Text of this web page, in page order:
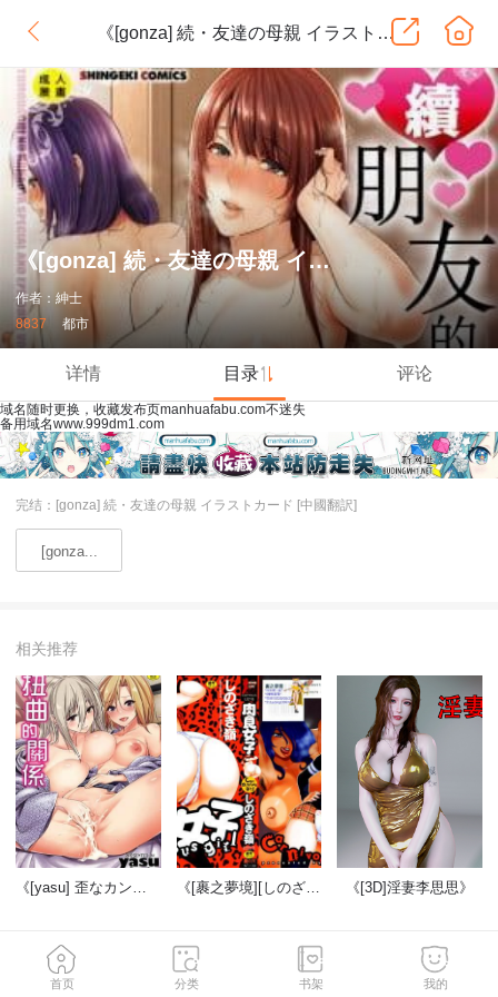
《[gonza] 続・友達の母親 イラストカード [中國翻訳]》
《[gonza] 続・友達の母親 イラストカード [中國翻訳]》
作者：紳士
8837
都市
详情 目录 评论
域名随时更换，收藏发布页manhuafabu.com不迷失
备用域名www.999dm1.com
完结：[gonza] 続・友達の母親 イラストカード [中國翻訳]
[gonza...
相关推荐
《[裹之夢境][しのざき嶺] 肉食女子》 《[3D]淫妻李思思》
收藏 打赏
首页 分类 书架 我的